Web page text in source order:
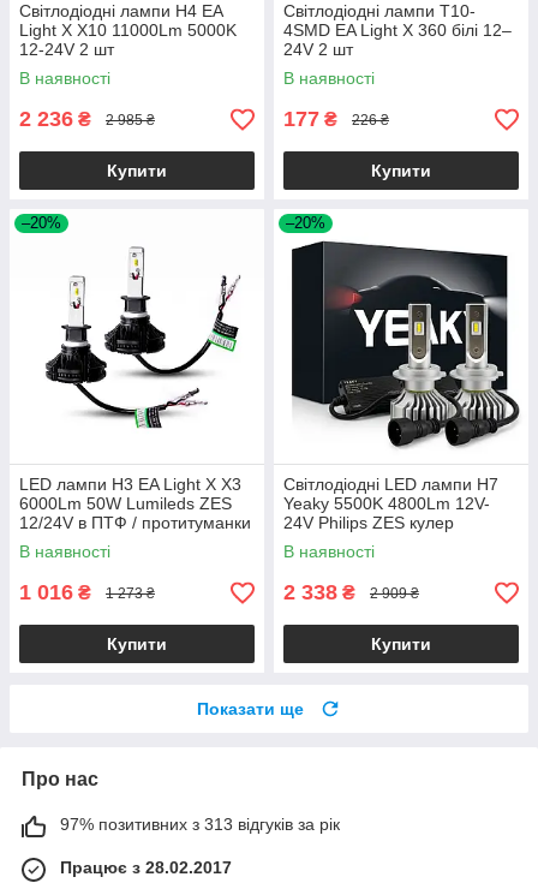
Світлодіодні лампи H4 EA
Light X X10 11000Lm 5000K
12-24V 2 шт
В наявності
2 236 ₴ 2 985 ₴
Купити
Світлодіодні лампи T10-
4SMD EA Light X 360 білі 12–
24V 2 шт
В наявності
177 ₴ 226 ₴
Купити
–20%
LED лампи H3 EA Light X X3
6000Lm 50W Lumileds ZES
12/24V в ПТФ / протитуманки
(2 шт.)
В наявності
1 016 ₴ 1 273 ₴
Купити
–20%
Світлодіодні LED лампи H7
Yeaky 5500K 4800Lm 12V-
24V Philips ZES кулер
головне світло авто
(комплект 2 шт.)
В наявності
2 338 ₴ 2 909 ₴
Купити
Показати ще
Про нас
97% позитивних з 313 відгуків за рік
Працює з 28.02.2017